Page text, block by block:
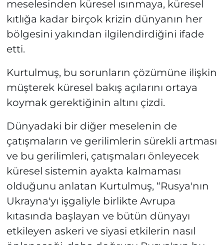
meselesinden küresel ısınmaya, küresel
kıtlığa kadar birçok krizin dünyanın her
bölgesini yakından ilgilendirdiğini ifade
etti.
Kurtulmuş, bu sorunların çözümüne ilişkin
müşterek küresel bakış açılarını ortaya
koymak gerektiğinin altını çizdi.
Dünyadaki bir diğer meselenin de
çatışmaların ve gerilimlerin sürekli artması
ve bu gerilimleri, çatışmaları önleyecek
küresel sistemin ayakta kalmaması
olduğunu anlatan Kurtulmuş, “Rusya'nın
Ukrayna'yı işgaliyle birlikte Avrupa
kıtasında başlayan ve bütün dünyayı
etkileyen askeri ve siyasi etkilerin nasıl